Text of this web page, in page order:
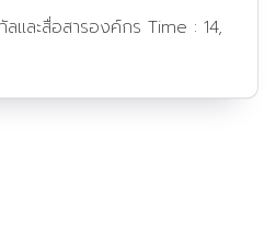
และสื่อสารองค์กร Time : 14,